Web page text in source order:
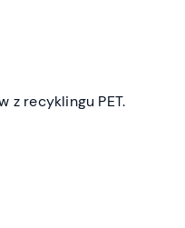
z recyklingu PET.